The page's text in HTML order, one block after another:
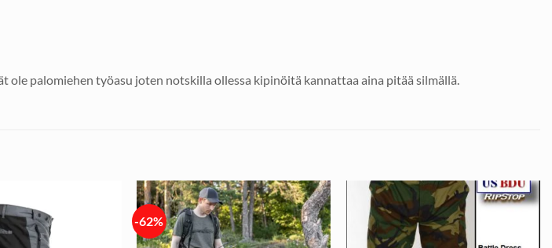
palomiehen työasu joten notskilla ollessa kipinöitä kannattaa aina pitää silmällä.
-62%